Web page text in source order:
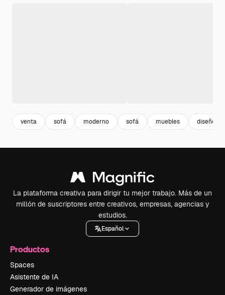
venta sofá moderno sofá muebles diseño
La plataforma creativa para dirigir tu mejor trabajo. Más de un
millón de suscriptores entre creativos, empresas, agencias y
estudios.
Español
Productos
Spaces
Asistente de IA
Generador de imágenes